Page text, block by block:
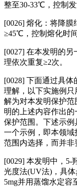
整至30‑33℃，控制发
[0026] 熔化：将降
≥45℃，控制熔化时间
[0027] 在本发明的
理依次重复≥2次。
[0028] 下面通过具
理解，以下实施例
解为对本发明保护
明的上述内容作出
保护范围。下述示
一个示例，即本领
范围内选择，而并非
[0029] 本发明中，
光度法(UV法)，具
5mg并用蒸馏水定容